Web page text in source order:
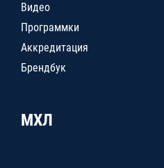
Видео
Программки
Аккредитация
Брендбук
МХЛ